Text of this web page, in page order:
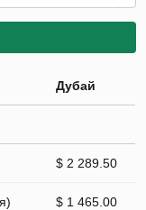
Дубай
$ 2 289.50
$ 1 465.00